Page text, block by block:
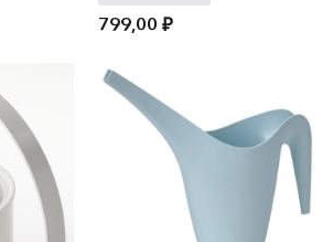
799,00₽